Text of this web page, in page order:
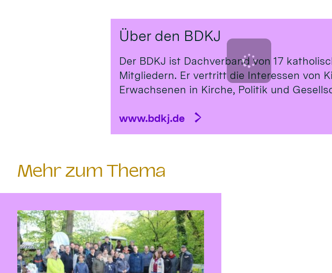
Über den BDKJ
Der BDKJ ist Dachverband von 17
Mitgliedern. Er vertritt die Interessen von
Erwachsenen in Kirche, Politik und
www.bdkj.de
Mehr zum Thema